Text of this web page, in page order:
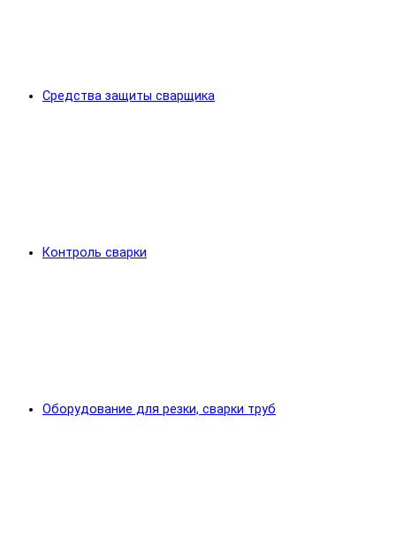
Средства защиты сварщика
Контроль сварки
Оборудование для резки, сварки труб